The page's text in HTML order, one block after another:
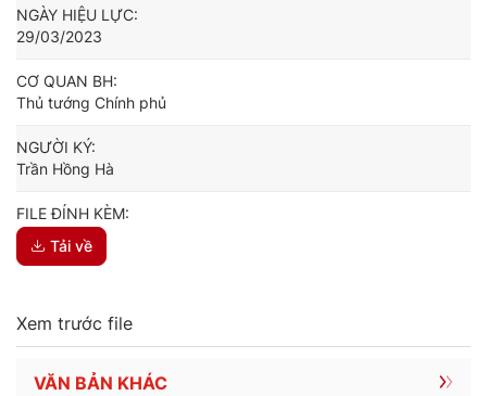
NGÀY HIỆU LỰC:
29/03/2023
CƠ QUAN BH:
Thủ tướng Chính phủ
NGƯỜI KÝ:
Trần Hồng Hà
FILE ĐÍNH KÈM:
Tải về
Xem trước file
VĂN BẢN KHÁC